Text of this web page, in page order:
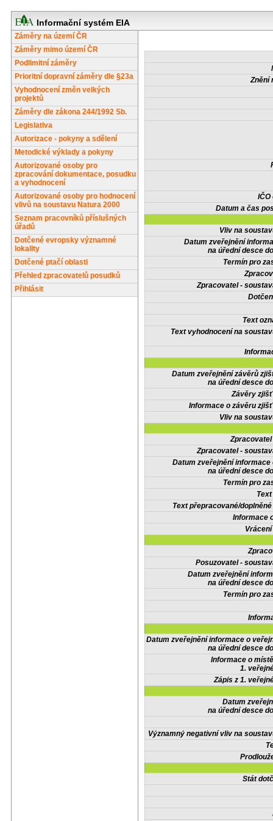
Informační systém EIA
Záměry na území ČR
Záměry mimo území ČR
Podlimitní záměry
Prioritní dopravní záměry dle §23a
Vyhodnocení změn velkých
projektů
Záměry dle zákona 244/1992 Sb.
Legislativa
Autorizace - pokyny a sdělení
Metodické výklady a pokyny
Autorizované osoby pro
zpracování dokumentace, posudku
a vyhodnocení
Autorizované osoby pro hodnocení
vlivů na soustavu Natura 2000
Seznam pracovníků příslušných
úřadů
Dotčené evropsky významné
lokality
Dotčené ptačí oblasti
Přehled zpracovatelů posudků
Přihlásit
Znění
IČO
Datum a čas
Vliv na
Datum zveřejnění
na úřední desce
Termín pro
Zpracovatel -
Text
Text vyhodnocení na
Datum zveřejnění závěrů
na úřední desce
Závěry
Informace o závěru
Vliv na
Zpracovatel -
Datum zveřejnění informace
na úřední desce
Termín pro
Text přepracované/
Informace
Posuzovatel -
Datum zveřejnění
na úřední desce
Termín pro
Datum zveřejnění informace o
na úřední desce
Informace o
1.
Zápis z 1.
Datum
na úřední desce
Významný negativní vliv na
Stát